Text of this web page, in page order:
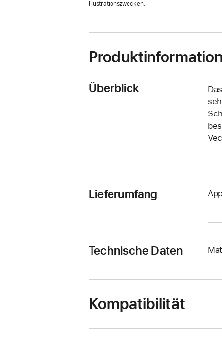
Illustrationszwecken.
Überblick
Lieferumfang
Technische Daten
Kompatibilität